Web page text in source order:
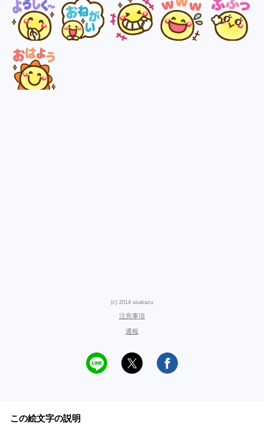
(c) 2014 usakazu
注意事項
通報
この絵文字の説明